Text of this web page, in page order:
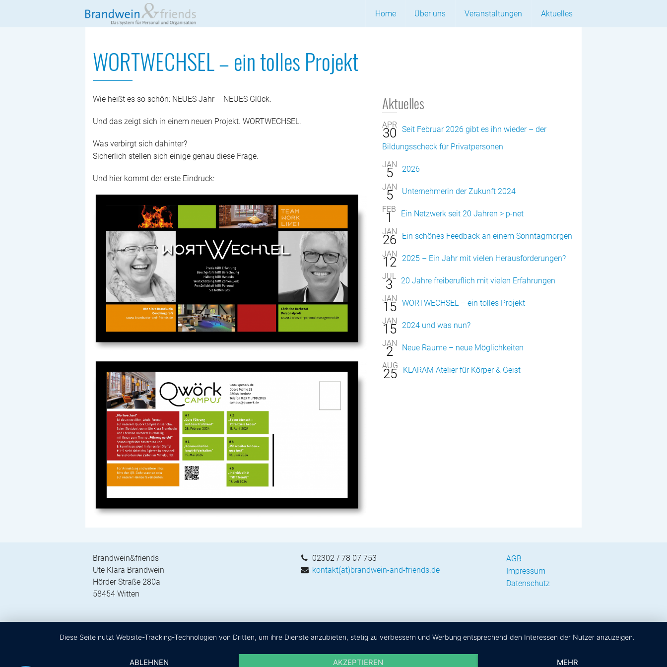
Home Über uns Veranstaltungen Aktuelles
WORTWECHSEL – ein tolles Projekt
Wie heißt es so schön: NEUES Jahr – NEUES Glück.
Und das zeigt sich in einem neuen Projekt. WORTWECHSEL.
Was verbirgt sich dahinter?
Sicherlich stellen sich einige genau diese Frage.
Und hier kommt der erste Eindruck:
Aktuelles
APR
30
Seit Februar 2026 gibt es ihn wieder – der
Bildungsscheck für Privatpersonen
JAN
5
2026
JAN
5
Unternehmerin der Zukunft 2024
FEB
1
Ein Netzwerk seit 20 Jahren > p-net
JAN
26
Ein schönes Feedback an einem Sonntagmorgen
JAN
12
2025 – Ein Jahr mit vielen Herausforderungen?
JUL
3
20 Jahre freiberuflich mit vielen Erfahrungen
JAN
15 WORTWECHSEL – ein tolles Projekt
JAN
15
2024 und was nun?
JAN
2
Neue Räume – neue Möglichkeiten
AUG
25 KLARAM Atelier für Körper & Geist
Brandwein&friends
Ute Klara Brandwein
Hörder Straße 280a
58454 Witten
02302 / 78 07 753
kontakt(at)brandwein-and-friends.de
AGB
Impressum
Datenschutz
Diese Seite nutzt Website-Tracking-Technologien von Dritten, um ihre Dienste anzubieten, stetig zu verbessern und Werbung entsprechend den Interessen der Nutzer anzuzeigen.
ABLEHNEN AKZEPTIEREN MEHR